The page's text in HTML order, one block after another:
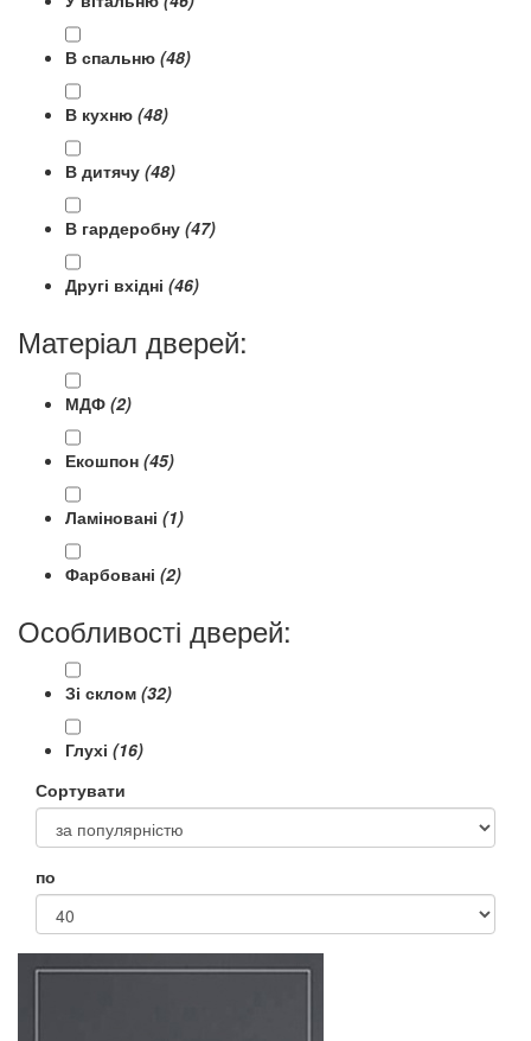
В спальню (48)
В кухню (48)
В дитячу (48)
В гардеробну (47)
Другі вхідні (46)
Матеріал дверей:
МДФ (2)
Екошпон (45)
Ламіновані (1)
Фарбовані (2)
Особливості дверей:
Зі склом (32)
Глухі (16)
Сортувати
по